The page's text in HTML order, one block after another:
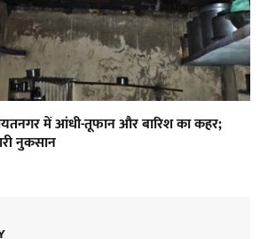
में आंधी-तूफान और बारिश का कहर;
नुकसान